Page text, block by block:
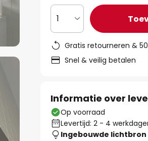
1
Gratis retourneren &
Snel & veilig betalen
Informatie over
Op voorraad
Levertijd: 2 - 4
Ingebouwde lichtbron